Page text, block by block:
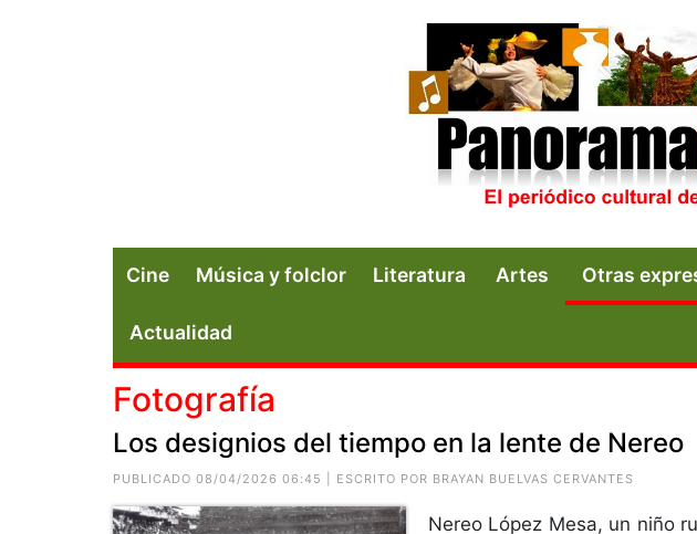
Cine Música y folclor Literatura Artes Otras
Actualidad
Fotografía
Los designios del tiempo en la lente de Nereo
PUBLICADO 08/04/2026 06:45 | ESCRITO POR BRAYAN BUELVAS CERVANTES
Nereo López Mesa, un niño